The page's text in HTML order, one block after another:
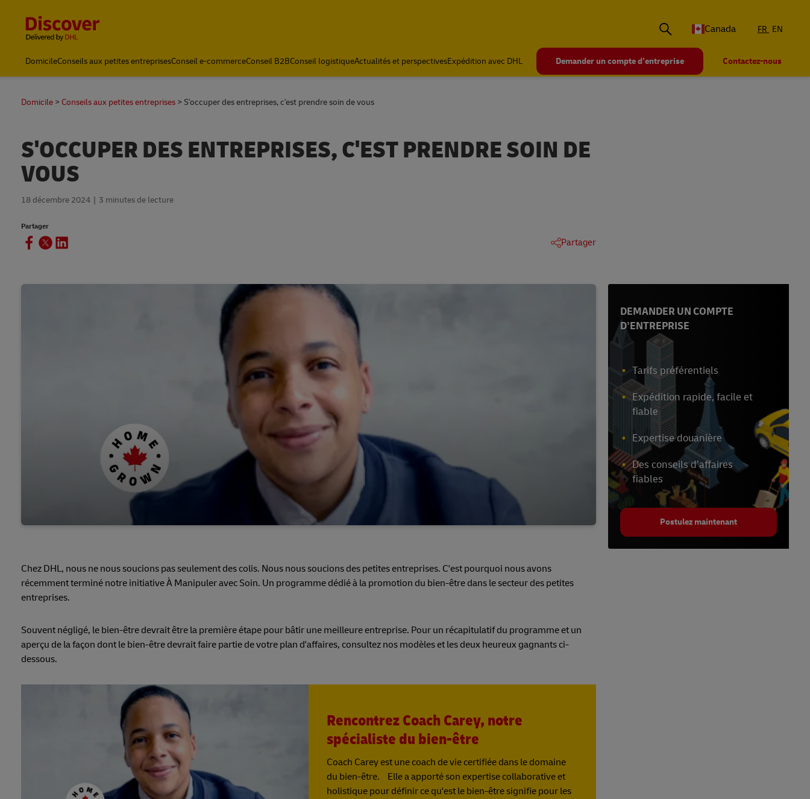
Canada
FR EN
DomicileConseils aux petites entreprisesConseil e-commerceConseil B2BConseil logistiqueActualités et perspectivesExpédition avec DHL Demander un compte d’entreprise Contactez-nous
Domicile Conseils aux petites entreprises S'occuper des entreprises, c'est prendre soin de vous
S'OCCUPER DES ENTREPRISES, C'EST PRENDRE SOIN DE
VOUS
18 décembre 2024 3 minutes de lecture
Partager
Partager
Chez DHL, nous ne nous soucions pas seulement des colis. Nous nous soucions des petites entreprises. C'est pourquoi nous avons
récemment terminé notre initiative À Manipuler avec Soin. Un programme dédié à la promotion du bien-être dans le secteur des petites
entreprises.
Souvent négligé, le bien-être devrait être la première étape pour bâtir une meilleure entreprise. Pour un récapitulatif du programme et un
aperçu de la façon dont le bien-être devrait faire partie de votre plan d'affaires, consultez nos modèles et les deux heureux gagnants ci-
dessous.
Rencontrez Coach Carey, notre
spécialiste du bien-être
Coach Carey est une coach de vie certifiée dans le domaine
du bien-être. Elle a apporté son expertise collaborative et
holistique pour définir ce qu'est le bien-être signifie pour les
DEMANDER UN COMPTE
D’ENTREPRISE
Tarifs préférentiels
Expédition rapide, facile et
fiable
Expertise douanière
Des conseils d’affaires
fiables
Postulez maintenant